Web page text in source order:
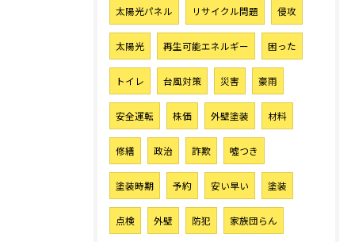
太陽光パネル リサイクル問題 侵攻
太陽光 再生可能エネルギー 困った
トイレ 台風対策 災害 豪雨
安全運転 株価 外壁塗装 材料
修繕 政治 詐欺 噓つき
塗装時期 予約 安い早い 塗装
点検 外壁 防犯 家族団らん